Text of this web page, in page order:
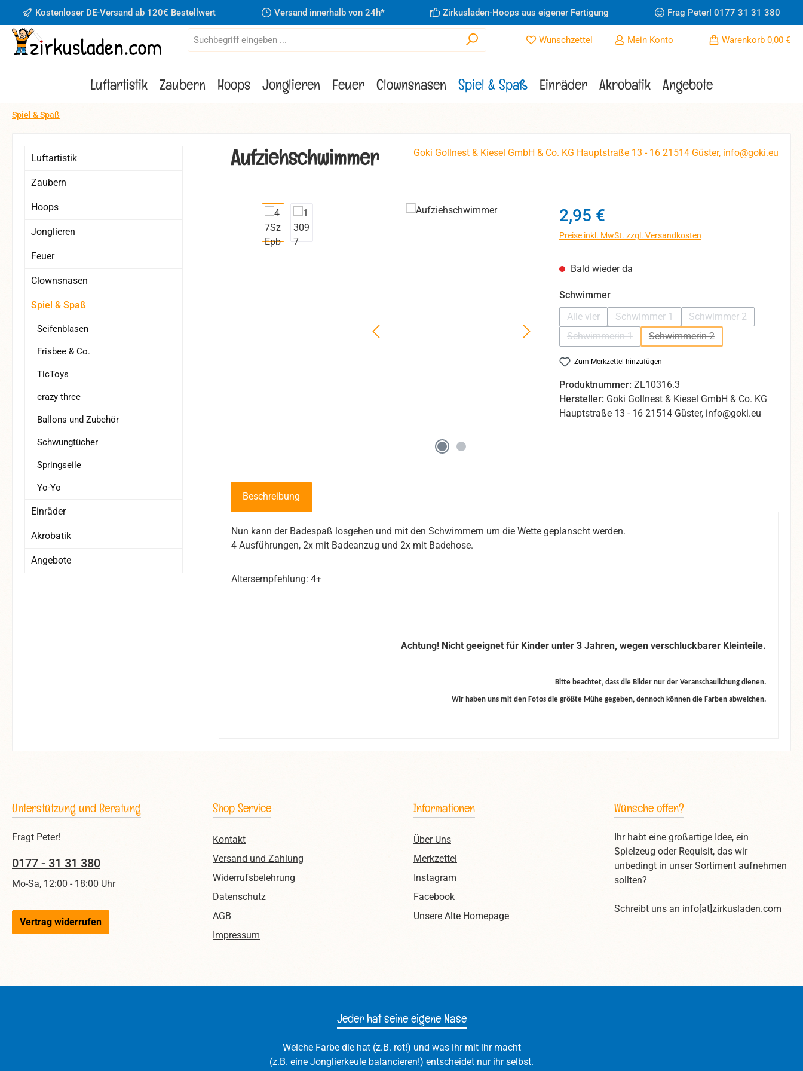
Hauptinhalt springen
Zur Suche springen
Zur Hauptnavigation springen
Kostenloser DE-Versand ab 120€ Bestellwert Versand innerhalb von 24h* Zirkusladen-Hoops aus eigener Fertigung Frag Peter! 0177 31 31 380
Wunschzettel Du hast 0 Produkte auf dem Merkzettel
Mein Konto Warenkorb 0,00 €
Luftartistik Zaubern Hoops Jonglieren Feuer Clownsnasen Spiel & Spaß Einräder Akrobatik Angebote
Spiel & Spaß
Luftartistik
Zaubern
Hoops
Jonglieren
Feuer
Clownsnasen
Spiel & Spaß
Seifenblasen
Frisbee & Co.
TicToys
crazy three
Ballons und Zubehör
Schwungtücher
Springseile
Yo-Yo
Einräder
Akrobatik
Angebote
Aufziehschwimmer Goki Gollnest & Kiesel GmbH & Co. KG Hauptstraße 13 - 16 21514 Güster, info@goki.eu
Bildergalerie überspringen Regulärer Preis:
2,95 €
Preise inkl. MwSt. zzgl. Versandkosten
Bald wieder da
Schwimmerauswählen
Alle vier
(Diese Option ist zurzeit nicht verfügbar.)
Schwimmer 1
(Diese Option ist zurzeit nicht verfügbar.)
Schwimmer 2
(Diese Option ist
Schwimmerin 1 Schwimmerin 2
Zum Merkzettel hinzufügen
Produktnummer: ZL10316.3
Hersteller: Goki Gollnest & Kiesel GmbH & Co. KG
Hauptstraße 13 - 16 21514 Güster, info@goki.eu
Beschreibung
Nun kann der Badespaß losgehen und mit den Schwimmern um die Wette geplanscht werden.
4 Ausführungen, 2x mit Badeanzug und 2x mit Badehose.
Altersempfehlung: 4+
Achtung! Nicht geeignet für Kinder unter 3 Jahren, wegen verschluckbarer Kleinteile.
Bitte beachtet, dass die Bilder nur der Veranschaulichung dienen.
Wir haben uns mit den Fotos die größte Mühe gegeben, dennoch können die Farben abweichen.
Unterstützung und Beratung
Fragt Peter!
0177 - 31 31 380
Mo-Sa, 12:00 - 18:00 Uhr
Vertrag widerrufen
Shop Service
Kontakt
Versand und Zahlung
Widerrufsbelehrung
Datenschutz
AGB
Impressum
Informationen
Über Uns
Merkzettel
Instagram
Facebook
Unsere Alte Homepage
Wünsche offen?
Ihr habt eine großartige Idee, ein
Spielzeug oder Requisit, das wir
unbedingt in unser Sortiment aufnehmen
sollten?
Schreibt uns an info[at]zirkusladen.com
Jeder hat seine eigene Nase
Welche Farbe die hat (z.B. rot!) und was ihr mit ihr macht
(z.B. eine Jonglierkeule balancieren!) entscheidet nur ihr selbst.